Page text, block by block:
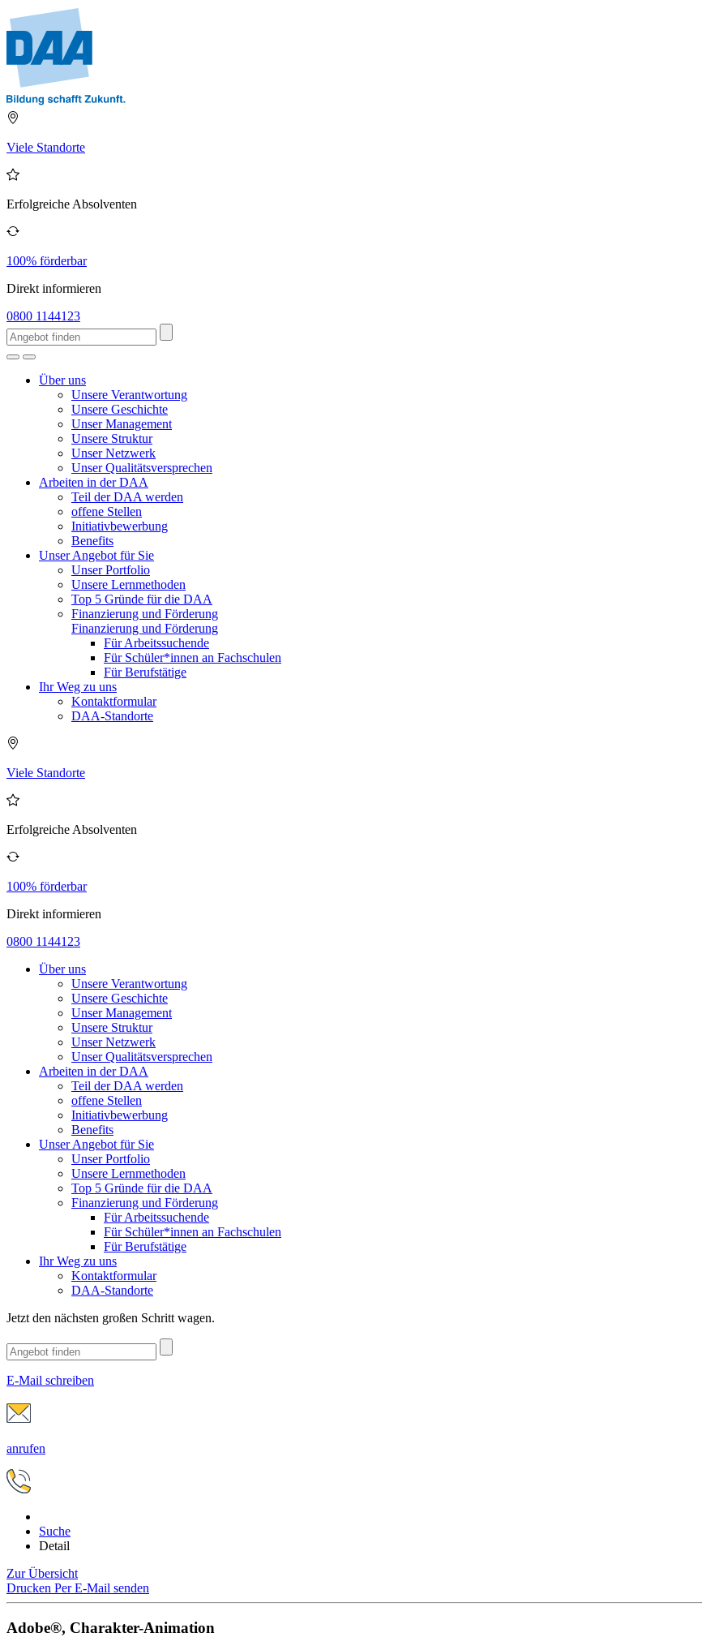
Viele Standorte
Erfolgreiche Absolventen
100% förderbar
Direkt informieren
0800 1144123
Über uns
Unsere Verantwortung
Unsere Geschichte
Unser Management
Unsere Struktur
Unser Netzwerk
Unser Qualitätsversprechen
Arbeiten in der DAA
Teil der DAA werden
offene Stellen
Initiativbewerbung
Benefits
Unser Angebot für Sie
Unser Portfolio
Unsere Lernmethoden
Top 5 Gründe für die DAA
Finanzierung und Förderung
Finanzierung und Förderung
Für Arbeitssuchende
Für Schüler*innen an Fachschulen
Für Berufstätige
Ihr Weg zu uns
Kontaktformular
DAA-Standorte
Viele Standorte
Erfolgreiche Absolventen
100% förderbar
Direkt informieren
0800 1144123
Über uns
Unsere Verantwortung
Unsere Geschichte
Unser Management
Unsere Struktur
Unser Netzwerk
Unser Qualitätsversprechen
Arbeiten in der DAA
Teil der DAA werden
offene Stellen
Initiativbewerbung
Benefits
Unser Angebot für Sie
Unser Portfolio
Unsere Lernmethoden
Top 5 Gründe für die DAA
Finanzierung und Förderung
Für Arbeitssuchende
Für Schüler*innen an Fachschulen
Für Berufstätige
Ihr Weg zu uns
Kontaktformular
DAA-Standorte
Jetzt den nächsten großen Schritt wagen.
E-Mail schreiben
anrufen
Suche
Detail
Zur Übersicht
Drucken Per E-Mail senden
Adobe®, Charakter-Animation